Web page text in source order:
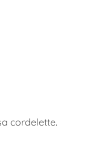
cordelette.